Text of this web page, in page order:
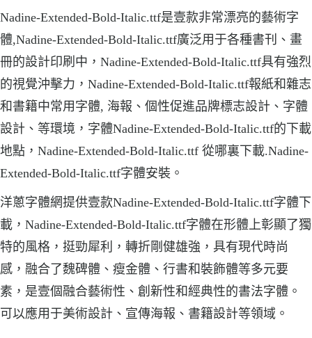
Nadine-Extended-Bold-Italic.ttf是壹款非常漂亮的藝術字
體,Nadine-Extended-Bold-Italic.ttf廣泛用于各種書刊、畫
冊的設計印刷中，Nadine-Extended-Bold-Italic.ttf具有強烈
的視覺沖擊力，Nadine-Extended-Bold-Italic.ttf報紙和雜志
和書籍中常用字體, 海報、個性促進品牌標志設計、字體
設計、等環境，字體Nadine-Extended-Bold-Italic.ttf的下載
地點，Nadine-Extended-Bold-Italic.ttf 從哪裏下載.Nadine-
Extended-Bold-Italic.ttf字體安裝。
洋蔥字體網提供壹款Nadine-Extended-Bold-Italic.ttf字體下
載，Nadine-Extended-Bold-Italic.ttf字體在形體上彰顯了獨
特的風格，挺勁犀利，轉折剛健雄強，具有現代時尚
感，融合了魏碑體、瘦金體、行書和裝飾體等多元要
素，是壹個融合藝術性、創新性和經典性的書法字體。
可以應用于美術設計、宣傳海報、書籍設計等領域。